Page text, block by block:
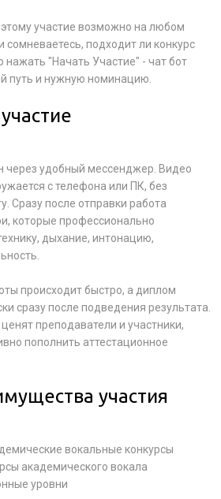
участие возможно на любом
сомневаетесь, подходит ли конкурс
нажать "Начать Участие" - чат бот
путь и нужную номинацию.
через удобный мессенджер. Видео
с телефона или ПК, без
Сразу после отправки работа
которые профессионально
дыхание, интонацию,
происходит быстро, а диплом
сразу после подведения результата.
преподаватели и участники,
пополнить аттестационное
участия
вокальные конкурсы
академического вокала
уровни